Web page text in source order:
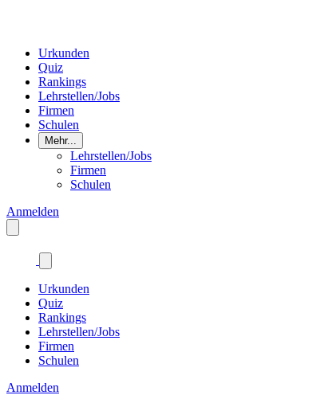
Urkunden
Quiz
Rankings
Lehrstellen/Jobs
Firmen
Schulen
Mehr...
Lehrstellen/Jobs
Firmen
Schulen
Anmelden
Urkunden
Quiz
Rankings
Lehrstellen/Jobs
Firmen
Schulen
Anmelden